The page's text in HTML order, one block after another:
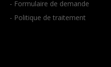
- Formulaire de demande
- Politique de traitement